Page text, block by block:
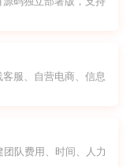
服、自营电商、信息
队费用、时间、人力